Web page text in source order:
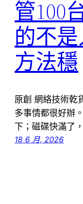
管100
的不
方法穩
原創 網絡技術乾
多事情都很好辦
下；磁碟快滿了
18 6 月, 2026